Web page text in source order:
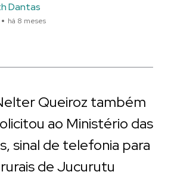
Dantas
há 8 meses
Queiroz também
ao Ministério das
sinal de telefonia para
de Jucurutu